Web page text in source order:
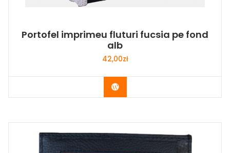
Portofel imprimeu fluturi fucsia pe fond
alb
42,00zł
Buy Now